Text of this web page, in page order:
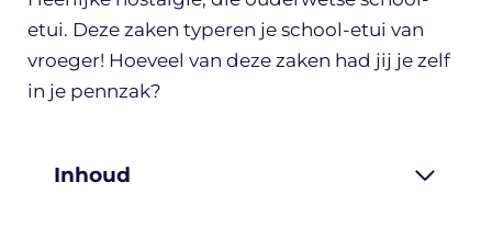
etui. Deze zaken typeren je school-etui van
vroeger! Hoeveel van deze zaken had jij je zelf
in je pennzak?
Inhoud